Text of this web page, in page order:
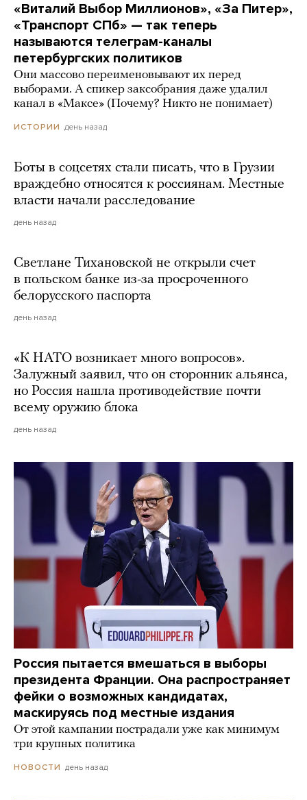
«Виталий Выбор Миллионов», «За Питер»,
«Транспорт СПб» — так теперь
называются телеграм-каналы
петербургских политиков
Они массово переименовывают их перед
выборами. А спикер заксобрания даже удалил
канал в «Максе» (Почему? Никто не понимает)
ИСТОРИИ день назад
Боты в соцсетях стали писать, что в Грузии
враждебно относятся к россиянам. Местные
власти начали расследование
день назад
Светлане Тихановской не открыли счет
в польском банке из-за просроченного
белорусского паспорта
день назад
«К НАТО возникает много вопросов».
Залужный заявил, что он сторонник альянса,
но Россия нашла противодействие почти
всему оружию блока
день назад
Россия пытается вмешаться в выборы
президента Франции. Она распространяет
фейки о возможных кандидатах,
маскируясь под местные издания
От этой кампании пострадали уже как минимум
три крупных политика
НОВОСТИ день назад